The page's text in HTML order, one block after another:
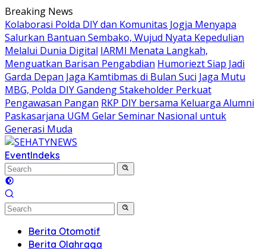
Skip
to
content
Breaking News
Kolaborasi Polda DIY dan Komunitas Jogja Menyapa
Salurkan Bantuan Sembako, Wujud Nyata Kepedulian
Melalui Dunia Digital IARMI Menata Langkah,
Menguatkan Barisan Pengabdian Humoriezt Siap Jadi
Garda Depan Jaga Kamtibmas di Bulan Suci Jaga Mutu
MBG, Polda DIY Gandeng Stakeholder Perkuat
Pengawasan Pangan RKP DIY bersama Keluarga Alumni
Paskasarjana UGM Gelar Seminar Nasional untuk
Generasi Muda
EventIndeks
Berita Otomotif
Berita Olahraga